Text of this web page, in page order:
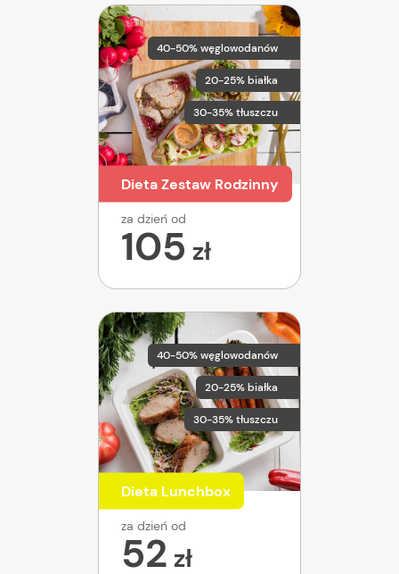
40-50% węglowodanów
20-25% białka
30-35% tłuszczu
Dieta Zestaw Rodzinny
za dzień od
105 zł
40-50% węglowodanów
20-25% białka
30-35% tłuszczu
Dieta Lunchbox
za dzień od
52 zł